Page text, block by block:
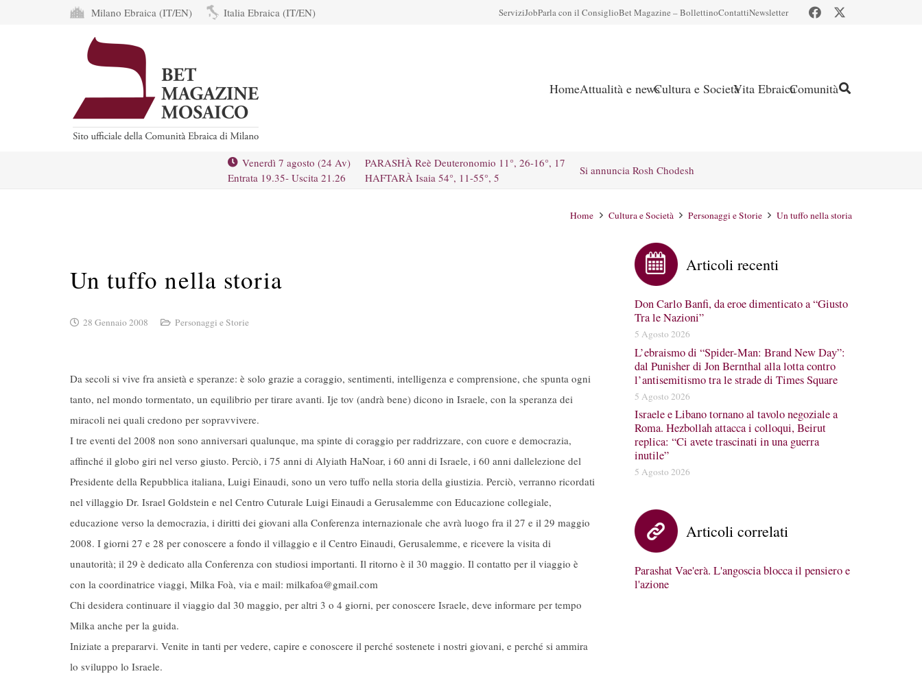
Milano Ebraica (IT/EN) Italia Ebraica (IT/EN) ServiziJobParla con il ConsiglioBet Magazine – BollettinoContattiNewsletter
HomeAttualità e newsCultura e SocietàVita EbraicaComunità
Venerdì 7 agosto (24 Av)
Entrata 19.35- Uscita 21.26
PARASHÀ Reè Deuteronomio 11°, 26-16°, 17
HAFTARÀ Isaia 54°, 11-55°, 5
Si annuncia Rosh Chodesh
Home Cultura e Società Personaggi e Storie Un tuffo nella storia
Un tuffo nella storia
28 Gennaio 2008 Personaggi e Storie
Da secoli si vive fra ansietà e speranze: è solo grazie a coraggio, sentimenti, intelligenza e comprensione, che spunta ogni
tanto, nel mondo tormentato, un equilibrio per tirare avanti. Ije tov (andrà bene) dicono in Israele, con la speranza dei
miracoli nei quali credono per sopravvivere.
I tre eventi del 2008 non sono anniversari qualunque, ma spinte di coraggio per raddrizzare, con cuore e democrazia,
affinché il globo giri nel verso giusto. Perciò, i 75 anni di Alyiath HaNoar, i 60 anni di Israele, i 60 anni dallelezione del
Presidente della Repubblica italiana, Luigi Einaudi, sono un vero tuffo nella storia della giustizia. Perciò, verranno ricordati
nel villaggio Dr. Israel Goldstein e nel Centro Cuturale Luigi Einaudi a Gerusalemme con Educazione collegiale,
educazione verso la democrazia, i diritti dei giovani alla Conferenza internazionale che avrà luogo fra il 27 e il 29 maggio
2008. I giorni 27 e 28 per conoscere a fondo il villaggio e il Centro Einaudi, Gerusalemme, e ricevere la visita di
unautorità; il 29 è dedicato alla Conferenza con studiosi importanti. Il ritorno è il 30 maggio. Il contatto per il viaggio è
con la coordinatrice viaggi, Milka Foà, via e mail: milkafoa@gmail.com
Chi desidera continuare il viaggio dal 30 maggio, per altri 3 o 4 giorni, per conoscere Israele, deve informare per tempo
Milka anche per la guida.
Iniziate a prepararvi. Venite in tanti per vedere, capire e conoscere il perché sostenete i nostri giovani, e perché si ammira
lo sviluppo lo Israele.
Articoli recenti
Don Carlo Banfi, da eroe dimenticato a “Giusto
Tra le Nazioni”
5 Agosto 2026
L’ebraismo di “Spider-Man: Brand New Day”:
dal Punisher di Jon Bernthal alla lotta contro
l’antisemitismo tra le strade di Times Square
5 Agosto 2026
Israele e Libano tornano al tavolo negoziale a
Roma. Hezbollah attacca i colloqui, Beirut
replica: “Ci avete trascinati in una guerra
inutile”
5 Agosto 2026
Articoli correlati
Parashat Vae'erà. L'angoscia blocca il pensiero e
l'azione